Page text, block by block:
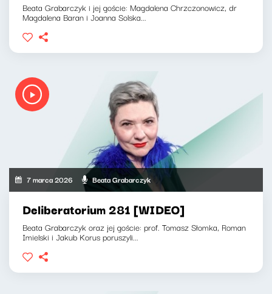
Beata Grabarczyk i jej goście: Magdalena Chrzczonowicz, dr
Magdalena Baran i Joanna Solska...
7 marca 2026 Beata Grabarczyk
Deliberatorium 281 [WIDEO]
Beata Grabarczyk oraz jej goście: prof. Tomasz Słomka, Roman
Imielski i Jakub Korus poruszyli...